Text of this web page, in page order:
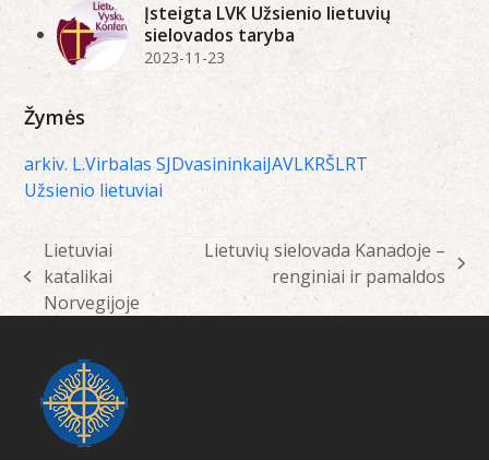
Įsteigta LVK Užsienio lietuvių
sielovados taryba
2023-11-23
Žymės
arkiv. L.Virbalas SJDvasininkaiJAVLKRŠLRT
Užsienio lietuviai
previous
post:
Lietuviai
katalikai
Norvegijoje
Lietuvių sielovada Kanadoje –
renginiai ir pamaldos